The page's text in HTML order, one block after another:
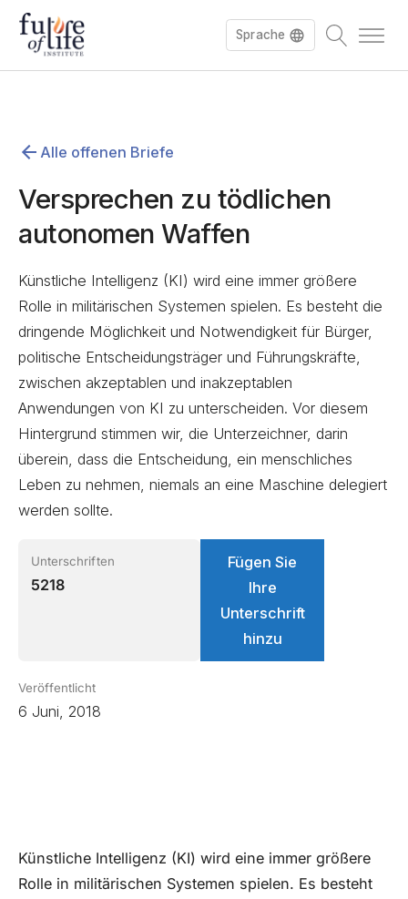
Sprache
Alle offenen Briefe
Versprechen zu tödlichen
autonomen Waffen
Künstliche Intelligenz (KI) wird eine immer größere
Rolle in militärischen Systemen spielen. Es besteht die
dringende Möglichkeit und Notwendigkeit für Bürger,
politische Entscheidungsträger und Führungskräfte,
zwischen akzeptablen und inakzeptablen
Anwendungen von KI zu unterscheiden. Vor diesem
Hintergrund stimmen wir, die Unterzeichner, darin
überein, dass die Entscheidung, ein menschliches
Leben zu nehmen, niemals an eine Maschine delegiert
werden sollte.
Unterschriften
5218
Fügen Sie
Ihre
Unterschrift
hinzu
Veröffentlicht
6 Juni, 2018
Künstliche Intelligenz (KI) wird eine immer größere
Rolle in militärischen Systemen spielen. Es besteht